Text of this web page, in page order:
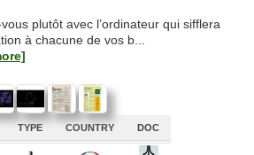
plutôt avec l’ordinateur qui sifflera
à chacune de vos b...
TYPE COUNTRY DOC